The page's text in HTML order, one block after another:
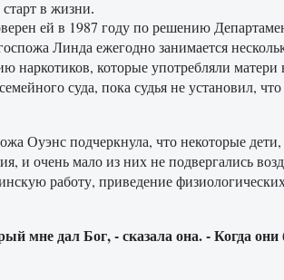
в жизни.
ей в 1987 году по решению
Линда ежегодно занимается
наркотиков, которые употребляли
суда, пока судья не установил,
Оуэнс подчеркнула, что некоторые
и очень мало из них не подвергались
работу, приведение
мне дал Бог, - сказала она. - Когда